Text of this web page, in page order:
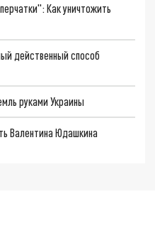
Как уничтожить
действенный способ
руками Украины
Валентина Юдашкина